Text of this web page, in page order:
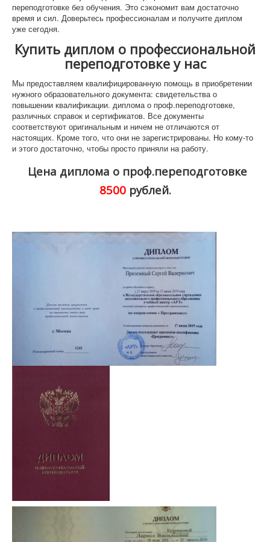
переподготовке без обучения. Это сэкономит вам достаточно
время и сил. Доверьтесь профессионалам и получите диплом
уже сегодня.
Купить диплом о профессиональной
переподготовке у нас
Мы предоставляем квалифицированную помощь в приобретении
нужного образовательного документа: свидетельства о
повышении квалификации. диплома о проф.переподготовке,
различных справок и сертификатов. Все документы
соответствуют оригинальным и ничем не отличаются от
настоящих. Кроме того, что они не зарегистрированы. Но кому-то
и этого достаточно, чтобы просто приняли на работу.
Цена диплома о проф.переподготовке
8500рублей.